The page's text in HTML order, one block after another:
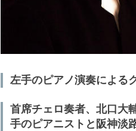
左手のピアノ演奏による
首席チェロ奏者、北口大
手のピアニストと阪神淡